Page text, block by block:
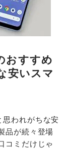
おすすめ
安いスマ
われがちな安
品が続々登場
コミだけじゃ